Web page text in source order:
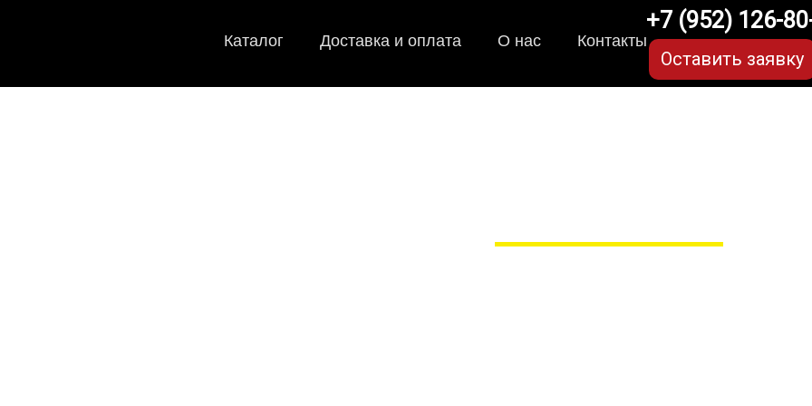
Каталог Доставка и оплата О нас Контакты
+7 (952) 126-
Оставить заявку